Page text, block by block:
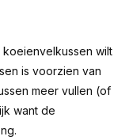
wilt
is voorzien van
meer vullen (of
want de